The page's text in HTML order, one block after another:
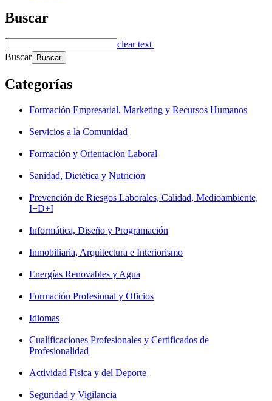
Buscar
clear text
Buscar
Categorías
Formación Empresarial, Marketing y Recursos Humanos
Servicios a la Comunidad
Formación y Orientación Laboral
Sanidad, Dietética y Nutrición
Prevención de Riesgos Laborales, Calidad, Medioambiente,
I+D+I
Informática, Diseño y Programación
Inmobiliaria, Arquitectura e Interiorismo
Energías Renovables y Agua
Formación Profesional y Oficios
Idiomas
Cualificaciones Profesionales y Certificados de
Profesionalidad
Actividad Física y del Deporte
Seguridad y Vigilancia